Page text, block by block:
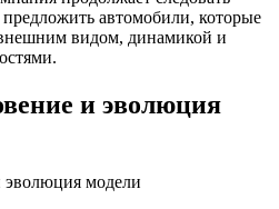
автомобили, которые
видом, динамикой и
и эволюция